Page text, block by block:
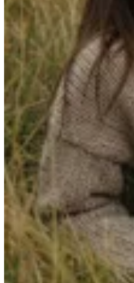
Junco Verde